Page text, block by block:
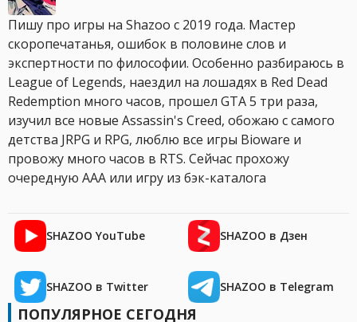
Пишу про игры на Shazoo с 2019 года. Мастер
скоропечатанья, ошибок в половине слов и
экспертности по философии. Особенно разбираюсь в
League of Legends, наездил на лошадях в Red Dead
Redemption много часов, прошел GTA 5 три раза,
изучил все новые Assassin's Creed, обожаю с самого
детства JRPG и RPG, люблю все игры Bioware и
провожу много часов в RTS. Сейчас прохожу
очередную AAA или игру из бэк-каталога
SHAZOO YouTube SHAZOO в Дзен
SHAZOO в Twitter SHAZOO в Telegram
ПОПУЛЯРНОЕ СЕГОДНЯ